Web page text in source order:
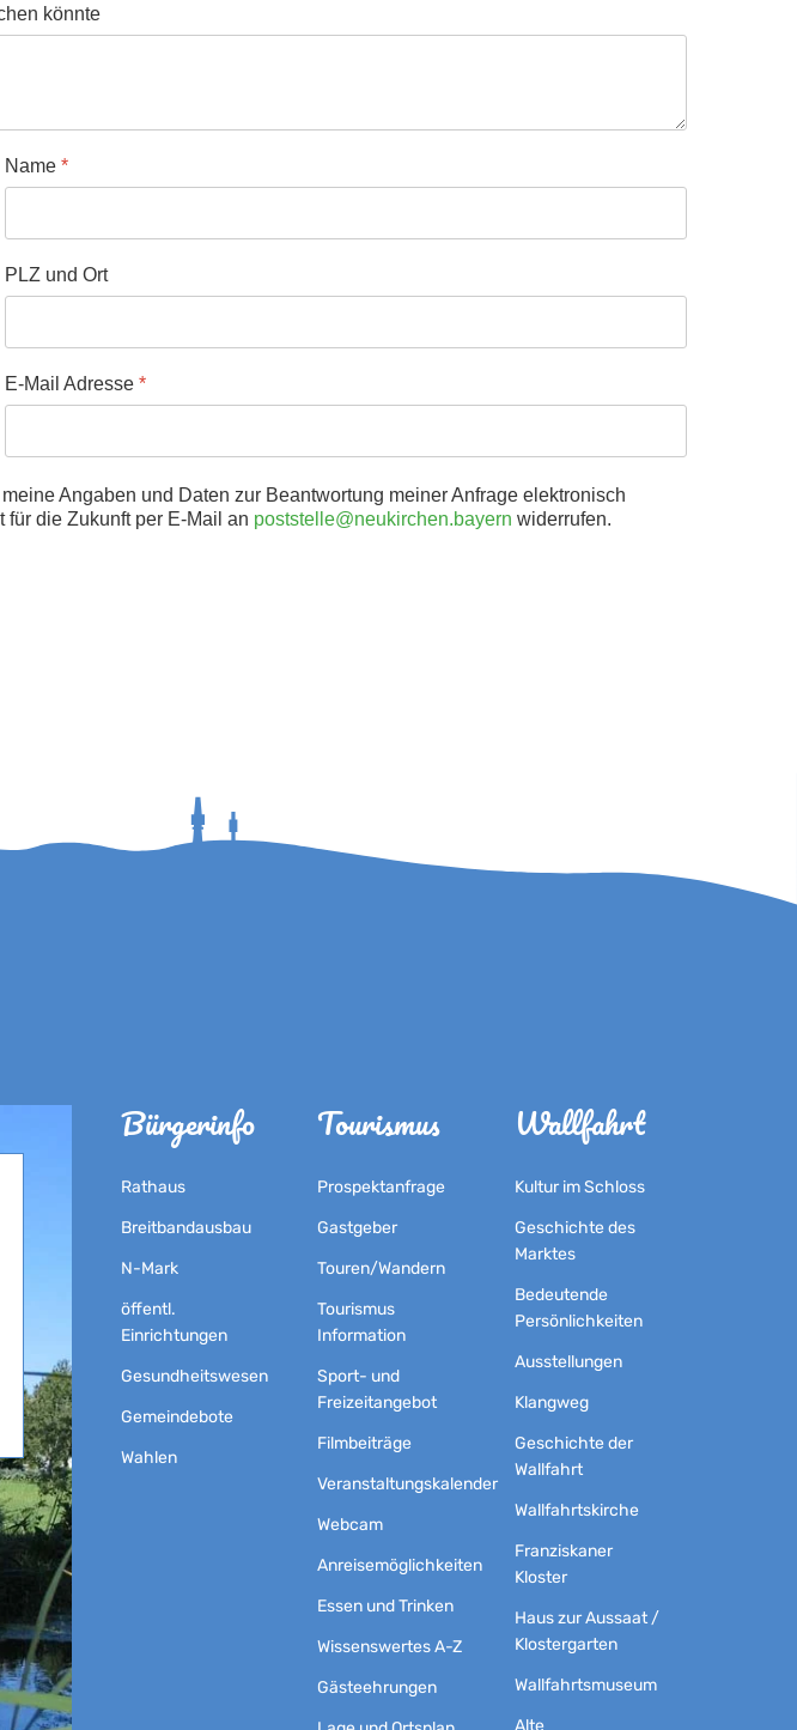
könnte
Name *
PLZ und Ort
E-Mail Adresse *
Angaben und Daten zur Beantwortung meiner Anfrage elektronisch
die Zukunft per E-Mail an poststelle@neukirchen.bayern widerrufen.
Bürgerinfo
Rathaus
Breitbandausbau
N-Mark
öffentl.
Einrichtungen
Gesundheitswesen
Gemeindebote
Wahlen
Tourismus
Prospektanfrage
Gastgeber
Touren/Wandern
Tourismus
Information
Sport- und
Freizeitangebot
Filmbeiträge
Veranstaltungskalender
Webcam
Anreisemöglichkeiten
Essen und Trinken
Wissenswertes A-Z
Gästeehrungen
Wallfahrt
Kultur im Schloss
Geschichte des
Marktes
Bedeutende
Persönlichkeiten
Ausstellungen
Klangweg
Geschichte der
Wallfahrt
Wallfahrtskirche
Franziskaner
Kloster
Haus zur Aussaat /
Klostergarten
Wallfahrtsmuseum
Alte